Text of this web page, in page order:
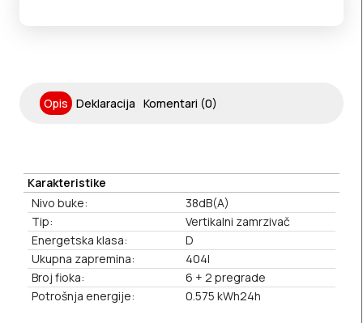
Opis Deklaracija Komentari (0)
Karakteristike
Nivo buke:
38dB(A)
Tip:
Vertikalni zamrzivač
Energetska klasa:
D
Ukupna zapremina:
404l
Broj fioka:
6 + 2 pregrade
Potrošnja energije:
0.575 kWh24h